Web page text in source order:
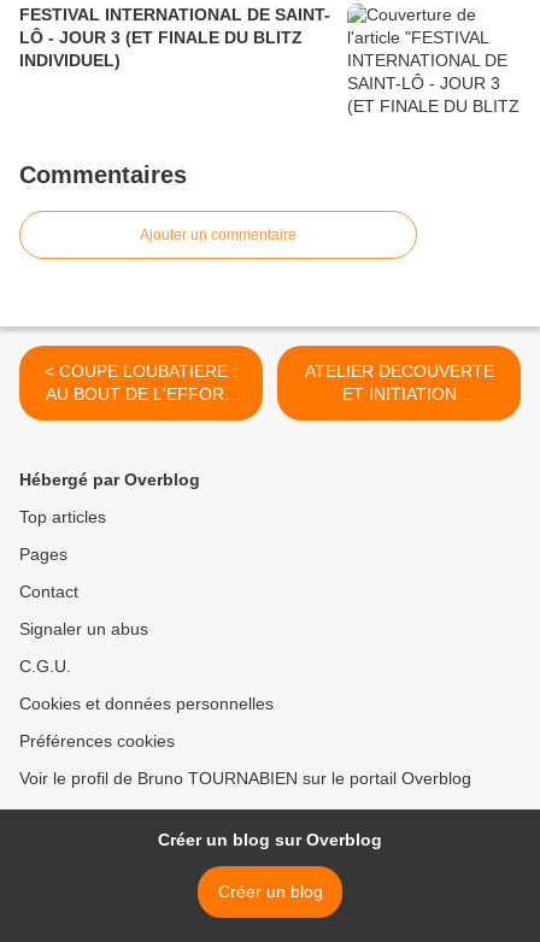
FESTIVAL INTERNATIONAL DE SAINT-
LÔ - JOUR 3 (ET FINALE DU BLITZ
INDIVIDUEL)
Commentaires
Ajouter un commentaire
< COUPE LOUBATIERE :
AU BOUT DE L'EFFORT,
LA QUALIFICATION !
ATELIER DECOUVERTE
ET INITIATION
HANDISPORT A JEAN
Hébergé par Overblog
Top articles
Pages
Contact
Signaler un abus
C.G.U.
Cookies et données personnelles
Préférences cookies
Voir le profil de Bruno TOURNABIEN sur le portail Overblog
Créer un blog sur Overblog
Créer un blog